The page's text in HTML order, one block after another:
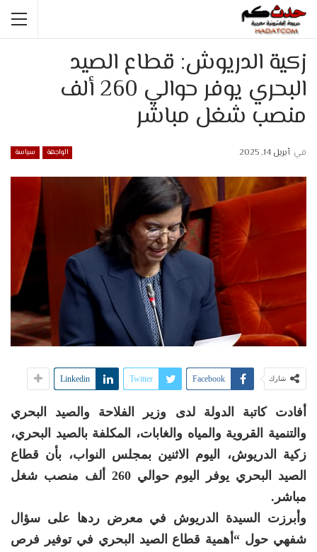
زكية الدريوش: قطاع الصيد
البحري يوفر حوالي 260 ألف
منصب شغل مباشر
الواجهة سياسة في أبريل 14, 2025
شارك Facebook
Twitter
Linkedin
أفادت كاتبة الدولة لدى وزير الفلاحة والصيد البحري
والتنمية القروية والمياه والغابات، المكلفة بالصيد البحري،
زكية الدريوش، اليوم الاثنين بمجلس النواب، بأن قطاع
الصيد البحري يوفر اليوم حوالي 260 ألف منصب شغل
مباشر.
وأبرزت السيدة الدريوش في معرض ردها على سؤال
شفهي حول “أهمية قطاع الصيد البحري في توفير فرص